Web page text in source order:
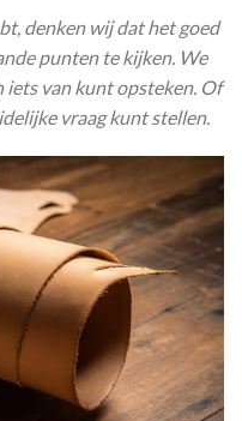
denken wij dat het goed
punten te kijken. We
iets van kunt opsteken. Of
vraag kunt stellen.